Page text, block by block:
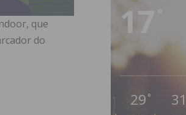
que
do
17
29 ° 31